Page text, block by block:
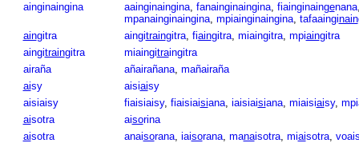
ainginaingina
aainginaingina, fanainginaingina, fiainginaingenana
mpanainginaingina, mpiainginaingina, tafaainginain
aingitra aingitraingitra, fiaingitra, miaingitra, mpiaingitra
aingitraingitra miaingitraingitra
airaña
añairañana, mañairaña
aisy aisiaisy
aisiaisy
fiaisiaisy, fiaisiaisiana, iaisiaisiana, miaisiaisy,
aisotra aisorina
aisotra anaisorana, iaisorana, manaisotra, miaisotra,